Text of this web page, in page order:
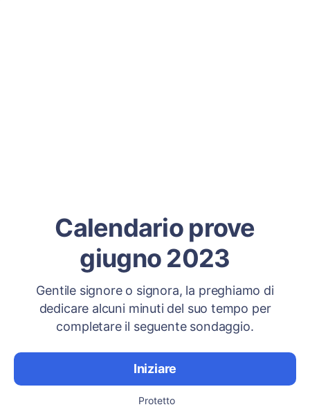
Calendario prove
giugno 2023
Gentile signore o signora, la preghiamo di
dedicare alcuni minuti del suo tempo per
completare il seguente sondaggio.
Iniziare
Protetto